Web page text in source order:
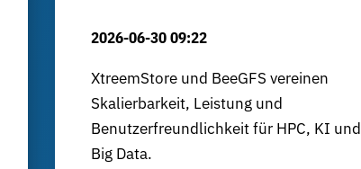
2026-06-30 09:22
XtreemStore und BeeGFS vereinen
Skalierbarkeit, Leistung und
Benutzerfreundlichkeit für HPC, KI und
Big Data.